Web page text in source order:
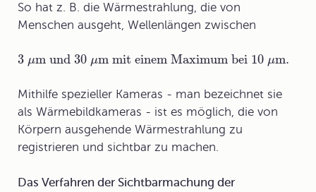
So hat z. B. die Wärmestrahlung, die von
Menschen ausgeht, Wellenlängen zwischen
3 μm und 30 μm mit einem Maximum bei 10 μm.
Mithilfe spezieller Kameras - man bezeichnet sie
als Wärmebildkameras - ist es möglich, die von
Körpern ausgehende Wärmestrahlung zu
registrieren und sichtbar zu machen.
Das Verfahren der Sichtbarmachung der